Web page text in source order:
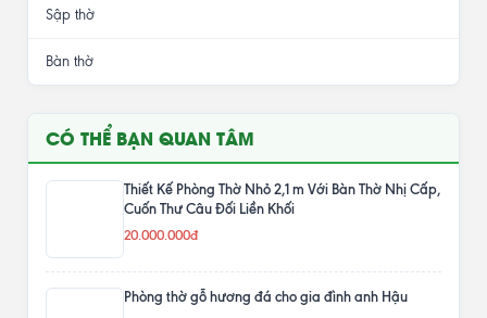
Sập thờ
Bàn thờ
CÓ THỂ BẠN QUAN TÂM
Thiết Kế Phòng Thờ Nhỏ 2,1 m Với Bàn Thờ Nhị Cấp,
Cuốn Thư Câu Đối Liền Khối
20.000.000đ
Phòng thờ gỗ hương đá cho gia đình anh Hậu